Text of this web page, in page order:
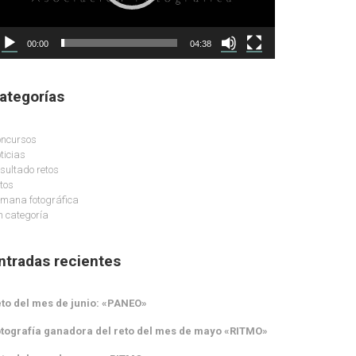
00:00 04:38
retos
fotográfica
categoría
recientes
del mes de junio: «PANEO»
ganadora del reto del mes de mayo «RITMO»